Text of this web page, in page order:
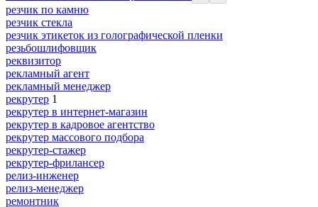
резчик по камню
резчик стекла
резчик этикеток из голографической пленки
резьбошлифовщик
реквизитор
рекламный агент
рекламный менеджер
рекрутер 1
рекрутер в интернет-магазин
рекрутер в кадровое агентство
рекрутер массового подбора
рекрутер-стажер
рекрутер-фрилансер
релиз-инженер
релиз-менеджер
ремонтник